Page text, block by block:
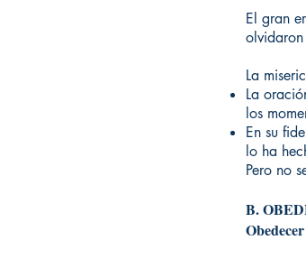
El gran
La
La
los
En su
lo ha
Pero no
B.